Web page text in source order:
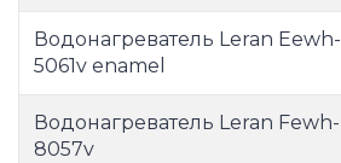
Водонагреватель Leran Eewh-
5061v enamel
Водонагреватель Leran Fewh-
8057v